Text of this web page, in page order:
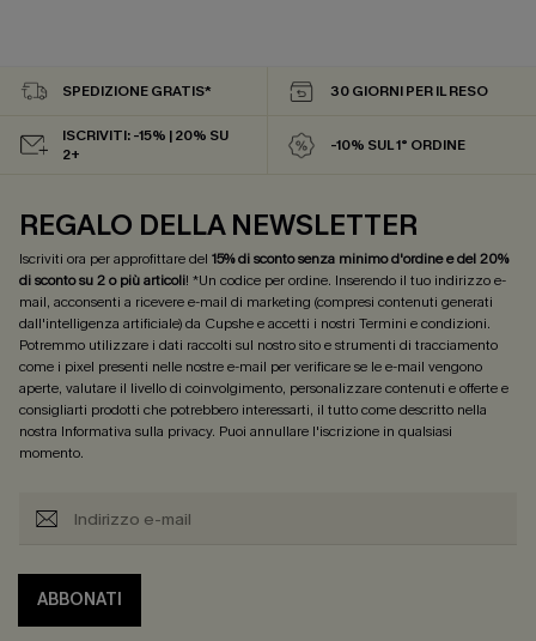
SPEDIZIONE GRATIS* 30 GIORNI PER IL RESO
ISCRIVITI: -15% | 20% SU
2+
-10% SUL 1° ORDINE
REGALO DELLA NEWSLETTER
Iscriviti ora per approfittare del 15% di sconto senza minimo d'ordine e del 20%
di sconto su 2 o più articoli! *Un codice per ordine. Inserendo il tuo indirizzo e-
mail, acconsenti a ricevere e-mail di marketing (compresi contenuti generati
dall'intelligenza artificiale) da Cupshe e accetti i nostri Termini e condizioni.
Potremmo utilizzare i dati raccolti sul nostro sito e strumenti di tracciamento
come i pixel presenti nelle nostre e-mail per verificare se le e-mail vengono
aperte, valutare il livello di coinvolgimento, personalizzare contenuti e offerte e
consigliarti prodotti che potrebbero interessarti, il tutto come descritto nella
nostra Informativa sulla privacy. Puoi annullare l'iscrizione in qualsiasi
momento.
ABBONATI